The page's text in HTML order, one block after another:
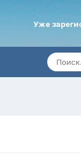
Уже